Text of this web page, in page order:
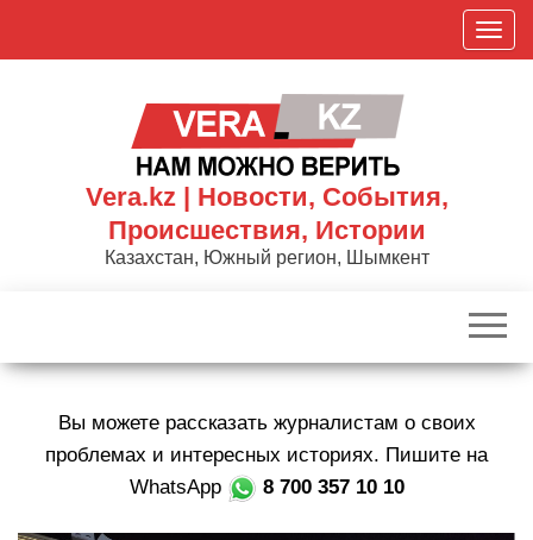
П
о
к
р
Vera.kz | Новости, События,
Происшествия, Истории
Казахстан, Южный регион, Шымкент
Вы можете рассказать журналистам о своих
проблемах и интересных историях. Пишите на
WhatsApp
8 700 357 10 10